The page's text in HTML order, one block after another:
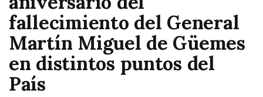
fallecimiento del General
Martín Miguel de Güemes
en distintos puntos del
País